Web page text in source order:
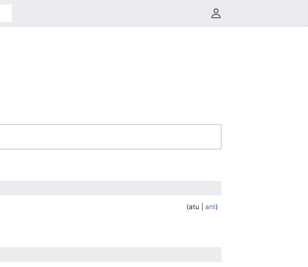
Menu do usuário
atu ant